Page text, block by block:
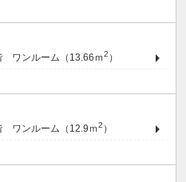
ンルーム（13.66ｍ2 ）
ンルーム（12.9ｍ2 ）